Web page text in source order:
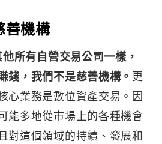
善機構
所有自營交易公司一樣，
錢，我們不是慈善機構。 更
心業務是數位資產交易。因
能多地從市場上的各種機會
對這個領域的持續、發展和